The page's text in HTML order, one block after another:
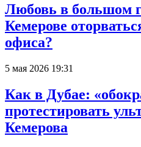
Любовь в большом
Кемерове
офиса?
5 мая 2026 19:31
Как в Дубае:
протестировать
Кемерова